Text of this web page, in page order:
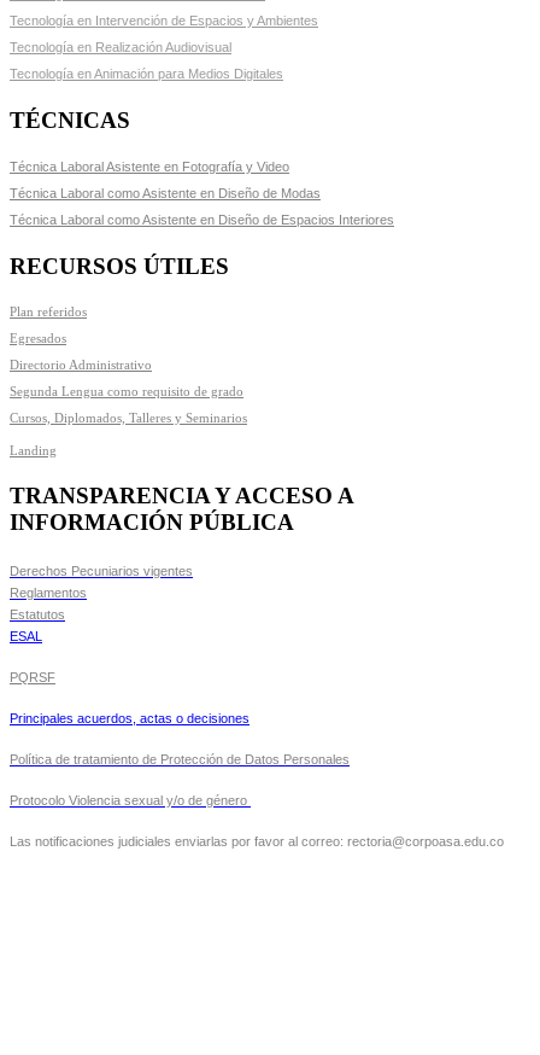
Tecnología en Intervención de Espacios y Ambientes
Tecnología en Realización Audiovisual
Tecnología en Animación para Medios Digitales
TÉCNICAS
Técnica Laboral Asistente en Fotografía y Video
Técnica Laboral como Asistente en Diseño de Modas
Técnica Laboral como Asistente en Diseño de Espacios Interiores
RECURSOS ÚTILES
Plan referidos
Egresados
Directorio Administrativo
Segunda Lengua como requisito de grado
Cursos, Diplomados, Talleres y Seminarios
Landing
TRANSPARENCIA Y ACCESO A
INFORMACIÓN PÚBLICA
Derechos Pecuniarios vigentes
Reglamentos
Estatutos
ESAL
PQRSF
Principales acuerdos, actas o decisiones
Política de tratamiento de Protección de Datos Personales
Protocolo Violencia sexual y/o de género
Las notificaciones judiciales enviarlas por favor al correo: rectoria@corpoasa.edu.co